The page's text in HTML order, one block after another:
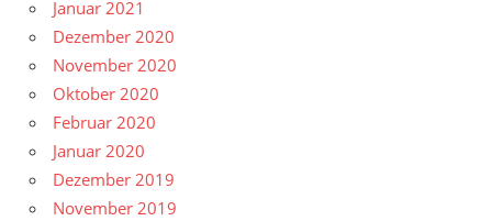
Januar 2021
Dezember 2020
November 2020
Oktober 2020
Februar 2020
Januar 2020
Dezember 2019
November 2019